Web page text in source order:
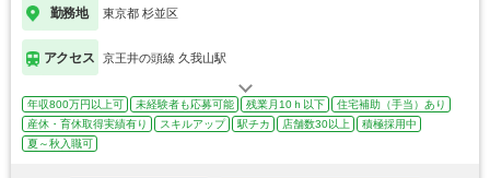
勤務地 東京都 杉並区
アクセス 京王井の頭線 久我山駅
年収800万円以上可 未経験者も応募可能 残業月10ｈ以下
住宅補助（手当）あり
産休・育休取得実績有り
スキルアップ 駅チカ 店舗数30以上
積極採用中
夏～秋入職可